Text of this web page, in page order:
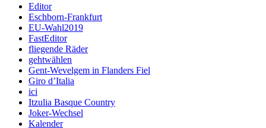
Editor
Eschborn-Frankfurt
EU-Wahl2019
FastEditor
fliegende Räder
gehtwählen
Gent-Wevelgem in Flanders Fiel
Giro d’Italia
ici
Itzulia Basque Country
Joker-Wechsel
Kalender